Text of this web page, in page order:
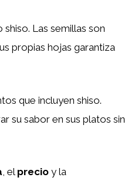
Las semillas son
propias hojas garantiza
que incluyen shiso.
su sabor en sus platos sin
, el precio y la